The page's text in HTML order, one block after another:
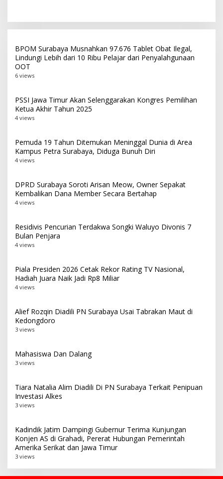
BPOM Surabaya Musnahkan 97.676 Tablet Obat Ilegal,
Lindungi Lebih dari 10 Ribu Pelajar dari Penyalahgunaan
OOT
6 views
PSSI Jawa Timur Akan Selenggarakan Kongres Pemilihan
Ketua Akhir Tahun 2025
4 views
Pemuda 19 Tahun Ditemukan Meninggal Dunia di Area
Kampus Petra Surabaya, Diduga Bunuh Diri
4 views
DPRD Surabaya Soroti Arisan Meow, Owner Sepakat
Kembalikan Dana Member Secara Bertahap
4 views
Residivis Pencurian Terdakwa Songki Waluyo Divonis 7
Bulan Penjara
4 views
Piala Presiden 2026 Cetak Rekor Rating TV Nasional,
Hadiah Juara Naik Jadi Rp8 Miliar
4 views
Alief Rozqin Diadili PN Surabaya Usai Tabrakan Maut di
Kedongdoro
3 views
Mahasiswa Dan Dalang
3 views
Tiara Natalia Alim Diadili Di PN Surabaya Terkait Penipuan
Investasi Alkes
3 views
Kadindik Jatim Dampingi Gubernur Terima Kunjungan
Konjen AS di Grahadi, Pererat Hubungan Pemerintah
Amerika Serikat dan Jawa Timur
3 views